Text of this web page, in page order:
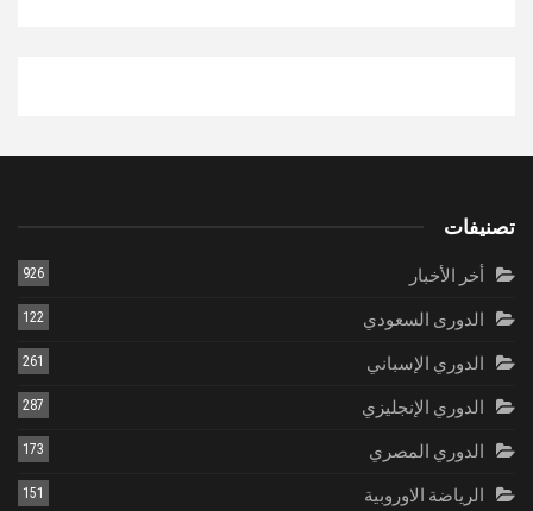
تصنيفات
أخر الأخبار 926
الدورى السعودي 122
الدوري الإسباني 261
الدوري الإنجليزي 287
الدوري المصري 173
الرياضة الاوروبية 151